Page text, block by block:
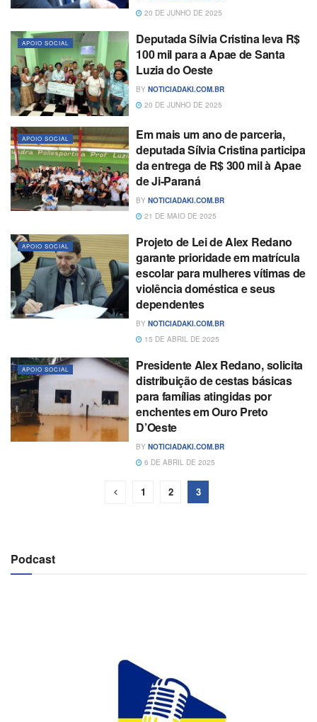
20 DE JUNHO DE 2025
APOIO SOCIAL
Deputada Sílvia Cristina leva R$
100 mil para a Apae de Santa
Luzia do Oeste
BY NOTICIADAKI.COM.BR
20 DE JUNHO DE 2025
APOIO SOCIAL
Em mais um ano de parceria,
deputada Sílvia Cristina participa
da entrega de R$ 300 mil à Apae
de Ji-Paraná
BY NOTICIADAKI.COM.BR
21 DE MAIO DE 2025
APOIO SOCIAL
Projeto de Lei de Alex Redano
garante prioridade em matrícula
escolar para mulheres vítimas de
violência doméstica e seus
dependentes
BY NOTICIADAKI.COM.BR
15 DE ABRIL DE 2025
APOIO SOCIAL
Presidente Alex Redano, solicita
distribuição de cestas básicas
para famílias atingidas por
enchentes em Ouro Preto
D’Oeste
BY NOTICIADAKI.COM.BR
6 DE ABRIL DE 2025
1 2 3
Podcast